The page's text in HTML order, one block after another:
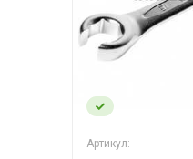
Артикул: